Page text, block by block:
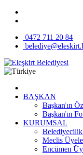
0472 711 20 84
BAŞKAN
Başkan'ın
Başkan'ın
KURUMSAL
Meclis
Encümen